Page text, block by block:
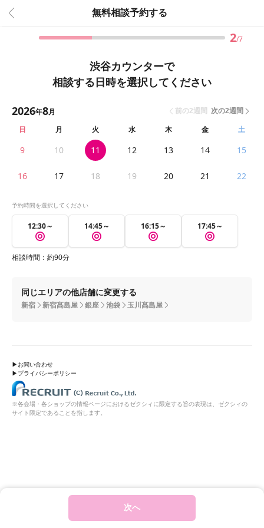
無料相談予約する
2 7
渋谷カウンターで
相談する日時を選択してください
2026年8月 前の2週間 次の2週間
日 月 火 水 木 金 土
9 10 11 12 13 14 15
16 17 18 19 20 21 22
予約時間を選択してください
12:30～ 14:45～ 16:15～ 17:45～
相談時間：約90分
同じエリアの他店舗に変更する
新宿 新宿髙島屋 銀座 池袋 玉川髙島屋
次へ
お問い合わせ
プライバシーポリシー
※各会場・各ショップの情報ページにおけるゼクシィに限定する旨の表現は、ゼクシィの
サイト限定であることを指します。